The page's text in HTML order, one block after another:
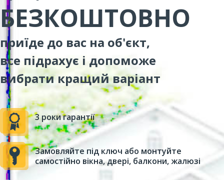
БЕЗКОШТОВНО
приїде до вас на об'єкт,
все підрахує і допоможе
вибрати кращий варіант
3 роки гарантії
Замовляйте під ключ або монтуйте
самостійно вікна, двері, балкони, жалюзі